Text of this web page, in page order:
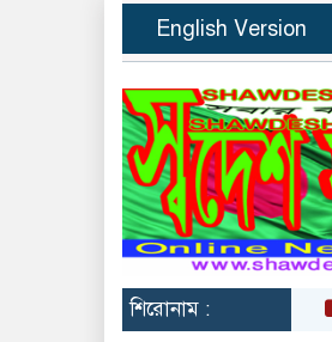
English Version
শিরোনাম :